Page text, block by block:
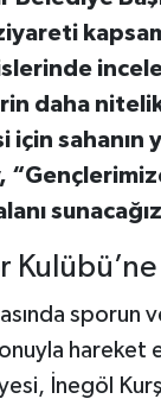
daha
için sahanın
sporun
hareket
İnegöl